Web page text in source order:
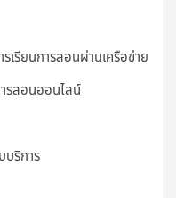
เรียนการสอนผ่านเครือข่าย
รสอนออนไลน์
ริการ